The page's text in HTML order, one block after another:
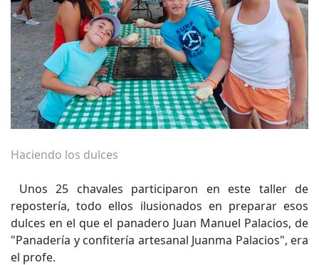
Haciendo los dulces
Unos 25 chavales participaron en este taller de
repostería, todo ellos ilusionados en preparar esos
dulces en el que el panadero Juan Manuel Palacios, de
"Panadería y confitería artesanal Juanma Palacios", era
el profe.